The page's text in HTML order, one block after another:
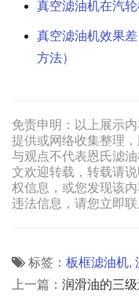
真空滤油机在汽
真空滤油机效果
方法）
免责申明：以上展示
提供或网络收集整理
与观点不代表恩氏滤
文欢迎转载，转载请
权信息，或您发现该
违法信息，请您立即
标签： 板框滤油机,
上一篇： 润滑油的三